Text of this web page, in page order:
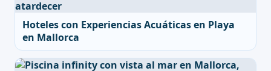
Hoteles con Experiencias Acuáticas en Playa
en Mallorca